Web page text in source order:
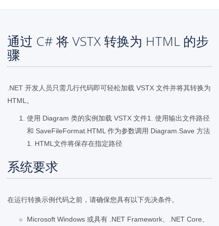
通过 C# 将 VSTX 转换为 HTML 的步
骤
.NET 开发人员只需几行代码即可轻松加载 VSTX 文件并将其转换为
HTML。
使用 Diagram 类的实例加载 VSTX 文件1. 使用输出文件路径
和 SaveFileFormat.HTML 作为参数调用 Diagram.Save 方法
1. HTML文件将保存在指定路径
系统要求
在运行转换示例代码之前，请确保您具有以下先决条件。
Microsoft Windows 或具有 .NET Framework、.NET Core、